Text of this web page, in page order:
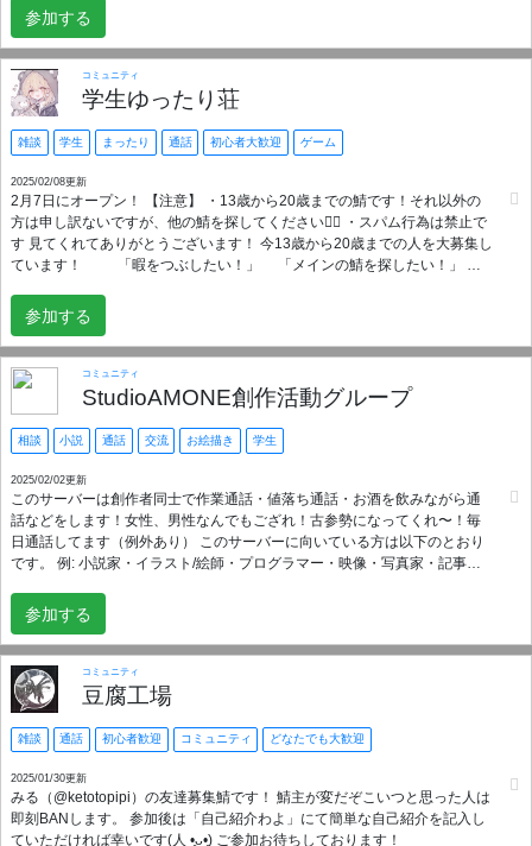
ー開設から1年以内に入ると古参のロールが付きます 今は人が少なくてあま
り活発では無いですが皆さんで活発にして欲しいです！ ぜひお越しくださ
い👋 ＿＿＿＿＿＿＿＿＿＿＿＿＿＿＿＿＿＿＿＿＿ ✅サーバー開設
2025/02/02 ＿＿＿＿＿＿＿＿＿＿＿＿＿＿＿＿＿＿＿＿＿
参加する
コミュニティ
学生ゆったり荘
雑談 学生 まったり 通話 初心者大歓迎 ゲーム
2025/02/08更新
2月7日にオープン！ 【注意】 ・13歳から20歳までの鯖です！それ以外の
方は申し訳ないですが、他の鯖を探してください🙇‍♂️ ・スパム行為は禁止で
す 見てくれてありがとうございます！ 今13歳から20歳までの人を大募集し
ています！ 「暇をつぶしたい！」 「メインの鯖を探したい！」
い！」 「なんでもいいから楽しくやりたい！」 そんな人を超大歓迎して
いますよ！新規さんも超大歓迎です！✨ 完全新規なので、身内ノリもなく
話しやすい環境を整えていますし、悩みがあったらいつでも相談できます
し、要望があったらもちろん実施したいと思います！ 最後に！ みなさんの
参加を待っています！来てくれたら本当に大歓迎します！✨🙏
参加する
コミュニティ
StudioAMONE創作活動グループ
相談 小説 通話 交流 お絵描き 学生
2025/02/02更新
このサーバーは創作者同士で作業通話・値落ち通話・お酒を飲みながら通
話などをします！女性、男性なんでもござれ！古参勢になってくれ〜！毎
日通話してます（例外あり） このサーバーに向いている方は以下のとおり
です。 例: 小説家・イラスト/絵師・プログラマー・映像・写真家・記事ラ
営面接/仮採用中の方 また、議論をすることもできます。科学・歴史・軍事
など様々なことを議論して創作者への提供を行います。一日に一度、News
にてクリエイターが使えそうな情報を提供いたします。 このサーバーで
は： 創作活動の共有やアドバイス アイデアを語り合い、新しいインスピレ
ーションを得る場所 創作初心者からベテランまで、互いに学び合える環境
変わった視点や独特な価値観を受け入れる多様性 を作ることを目指してい
ます。 どんな人でもOK！ あなたが何者でも、どんな考え方を持っていて
も、ここはすべてを受け入れる場です。自分らしさを存分に発揮してくだ
さい！ 創作ジャンルも自由！ 絵、イラスト、3Dモデル、音楽、文章、小説
など、あらゆるジャンルの創作を歓迎します！ スタッフ募集中！ 創作もし
つつ一緒に管理したりしてくれるスタッフを募集中です！ 一緒に創作の輪
を広げ、楽しく学び合いながら成長していきましょう！興味がある方は気
参加する
コミュニティ
豆腐工場
雑談 通話 初心者歓迎 コミュニティ どなたでも大歓迎
2025/01/30更新
みる（@ketotopipi）の友達募集鯖です！ 鯖主が変だぞこいつと思った人は
即刻BANします。 参加後は「自己紹介わよ」にて簡単な自己紹介を記入し
ていただければ幸いです(⁠人⁠ ⁠•͈⁠ᴗ⁠•͈⁠) ご参加お待ちしております！